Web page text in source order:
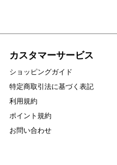
カスタマーサービス
ショッピングガイド
特定商取引法に基づく表記
利用規約
ポイント規約
お問い合わせ